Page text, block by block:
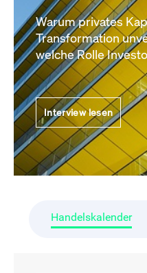
Warum privates
Transformation
welche Rolle
Interview lesen
Handelskalender